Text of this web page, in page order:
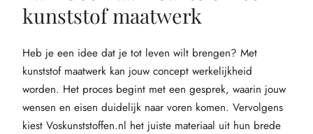
kunststof maatwerk
Heb je een idee dat je tot leven wilt brengen? Met
kunststof maatwerk kan jouw concept werkelijkheid
worden. Het proces begint met een gesprek, waarin jouw
wensen en eisen duidelijk naar voren komen. Vervolgens
kiest Voskunststoffen.nl het juiste materiaal uit hun brede